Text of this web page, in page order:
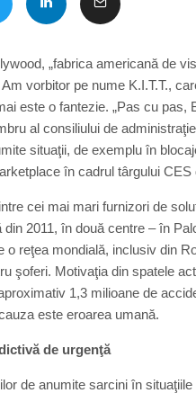
„fabrica americană de
vorbitor pe nume K.I.T.T.,
este o fantezie. „Pas cu
al consiliului de
situaţii, de exemplu în
în cadrul târgului
cei mai mari furnizori de
2011, în două centre – în
o reţea mondială, inclusiv din
şoferi. Motivaţia din spatele
1,3 milioane de
este eroarea umană.
de urgenţă
de anumite sarcini în